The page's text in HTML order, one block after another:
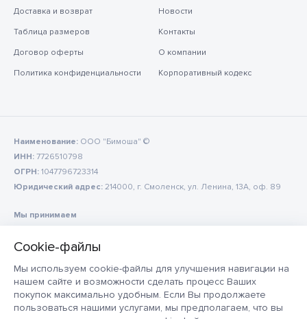
Мы используем cookie-файлы для улучшения навигации на
нашем сайте и возможности сделать процесс Ваших
покупок максимально удобным. Если Вы продолжаете
пользоваться нашими услугами, мы предполагаем, что вы
Доставка и возврат
Таблица размеров
Договор оферты
Политика конфиденциальности
Новости
Контакты
О компании
Корпоративный кодекс
Наименование: ООО "Бимоша" ©
ИНН: 7726510798
ОГРН: 1047796723314
Юридический адрес: 214000, г. Смоленск, ул. Ленина, 13А, оф. 89
Мы принимаем